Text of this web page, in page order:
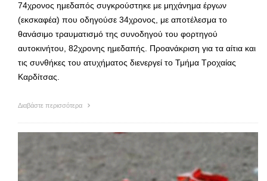
74χρονος ημεδαπός συγκρούστηκε με μηχάνημα έργων
(εκσκαφέα) που οδηγούσε 34χρονος, με αποτέλεσμα το
θανάσιμο τραυματισμό της συνοδηγού του φορτηγού
αυτοκινήτου, 82χρονης ημεδαπής. Προανάκριση για τα αίτια και
τις συνθήκες του ατυχήματος διενεργεί το Τμήμα Τροχαίας
Καρδίτσας.
Διαβάστε περισσότερα